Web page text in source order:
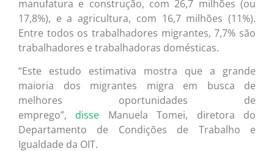
manufatura e construção, com 26,7 milhões (ou
17,8%), e a agricultura, com 16,7 milhões (11%).
Entre todos os trabalhadores migrantes, 7,7% são
trabalhadores e trabalhadoras domésticas.
“Este estudo estimativa mostra que a grande
maioria dos migrantes migra em busca de
melhores oportunidades de
emprego”,disse Manuela Tomei, diretora do
Departamento de Condições de Trabalho e
Igualdade da OIT.